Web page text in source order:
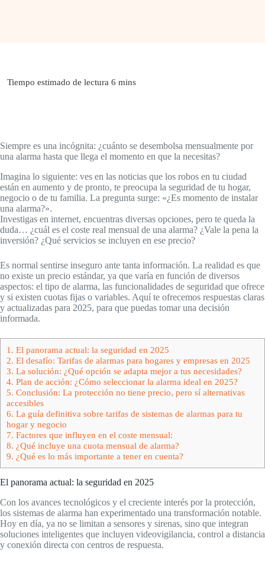
Siempre es una incógnita: ¿cuánto se desembolsa mensualmente por
una alarma hasta que llega el momento en que la necesitas?
Imagina lo siguiente: ves en las noticias que los robos en tu ciudad
están en aumento y de pronto, te preocupa la seguridad de tu hogar,
negocio o de tu familia. La pregunta surge: «¿Es momento de instalar
una alarma?».
Investigas en internet, encuentras diversas opciones, pero te queda la
duda… ¿cuál es el coste real mensual de una alarma? ¿Vale la pena la
inversión? ¿Qué servicios se incluyen en ese precio?
Es normal sentirse inseguro ante tanta información. La realidad es que
no existe un precio estándar, ya que varía en función de diversos
aspectos: el tipo de alarma, las funcionalidades de seguridad que ofrece
y si existen cuotas fijas o variables. Aquí te ofrecemos respuestas claras
y actualizadas para 2025, para que puedas tomar una decisión
informada.
1. El panorama actual: la seguridad en 2025
2. El desafío: Tarifas de alarmas para hogares y empresas en 2025
3. La solución: ¿Qué opción se adapta mejor a tus necesidades?
4. Plan de acción: ¿Cómo seleccionar la alarma ideal en 2025?
5. Conclusión: La protección no tiene precio, pero sí alternativas
accesibles
6. La guía definitiva sobre tarifas de sistemas de alarmas para tu
hogar y negocio
7. Factores que influyen en el coste mensual:
8. ¿Qué incluye una cuota mensual de alarma?
9. ¿Qué es lo más importante a tener en cuenta?
El panorama actual: la seguridad en 2025
Con los avances tecnológicos y el creciente interés por la protección,
los sistemas de alarma han experimentado una transformación notable.
Hoy en día, ya no se limitan a sensores y sirenas, sino que integran
soluciones inteligentes que incluyen videovigilancia, control a distancia
y conexión directa con centros de respuesta.